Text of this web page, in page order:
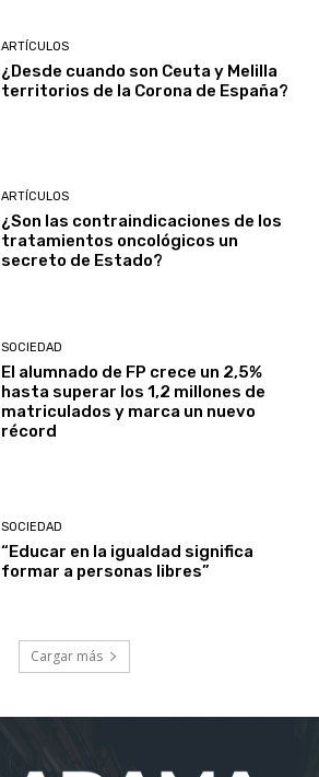
ARTÍCULOS
¿Desde cuando son Ceuta y Melilla
territorios de la Corona de España?
ARTÍCULOS
¿Son las contraindicaciones de los
tratamientos oncológicos un
secreto de Estado?
SOCIEDAD
El alumnado de FP crece un 2,5%
hasta superar los 1,2 millones de
matriculados y marca un nuevo
récord
SOCIEDAD
“Educar en la igualdad significa
formar a personas libres”
Cargar más